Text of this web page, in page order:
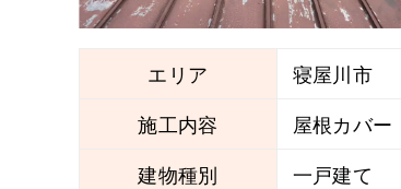
エリア
寝屋川市
施工内容
屋根カバー
建物種別
一戸建て